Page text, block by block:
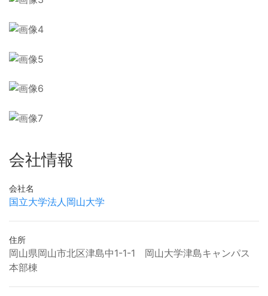
会社情報
会社名
国立大学法人岡山大学
住所
岡山県岡山市北区津島中1-1-1 岡山大学津島キャンパス
本部棟